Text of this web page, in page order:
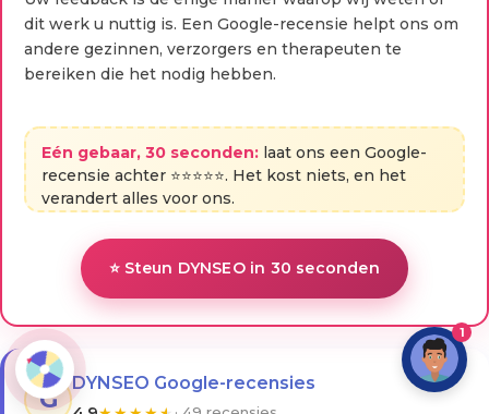
dit werk u nuttig is. Een Google-recensie helpt ons om
andere gezinnen, verzorgers en therapeuten te
bereiken die het nodig hebben.
Eén gebaar, 30 seconden: laat ons een Google-
recensie achter ⭐⭐⭐⭐⭐. Het kost niets, en het
verandert alles voor ons.
⭐ Steun DYNSEO in 30 seconden
G
DYNSEO Google-recensies
1